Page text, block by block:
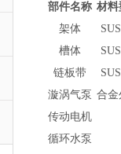
部件名称 材料
架体
槽体
链板带
漩涡气泵 合金
传动电机
循环水泵